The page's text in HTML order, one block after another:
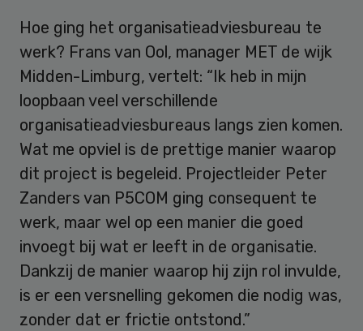
Hoe ging het organisatieadviesbureau te
werk? Frans van Ool, manager MET de wijk
Midden-Limburg, vertelt: “Ik heb in mijn
loopbaan veel verschillende
organisatieadviesbureaus langs zien komen.
Wat me opviel is de prettige manier waarop
dit project is begeleid. Projectleider Peter
Zanders van P5COM ging consequent te
werk, maar wel op een manier die goed
invoegt bij wat er leeft in de organisatie.
Dankzij de manier waarop hij zijn rol invulde,
is er een versnelling gekomen die nodig was,
zonder dat er frictie ontstond.”